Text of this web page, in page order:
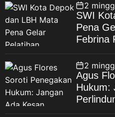
2
SWI
Pena
Febrina
Keadilan
2
Agus
Hukum: